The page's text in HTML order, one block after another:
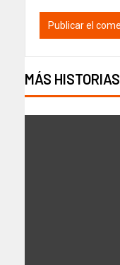
MÁS HISTORIAS